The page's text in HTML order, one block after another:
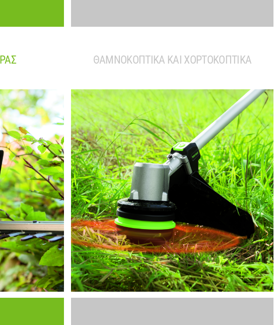
ΘΑΜΝΟΚΟΠΤΙΚΑ ΚΑΙ ΧΟΡΤΟΚΟΠΤΙΚΑ